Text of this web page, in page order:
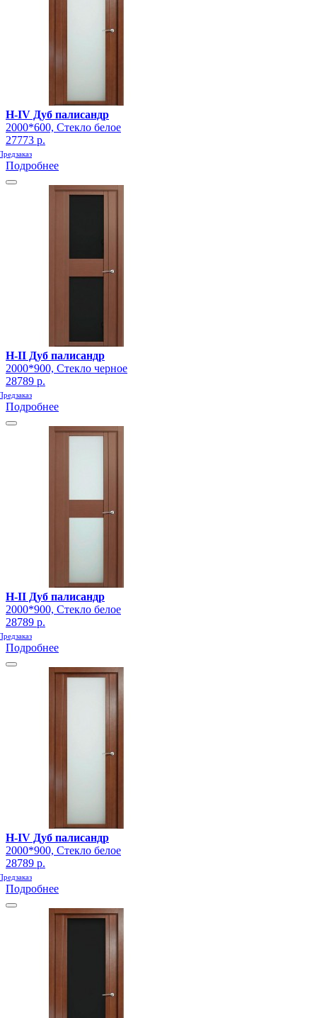
H-IV Дуб палисандр
2000*600, Стекло белое
27773 р.
Подробнее
H-II Дуб палисандр
2000*900, Стекло черное
28789 р.
Подробнее
H-II Дуб палисандр
2000*900, Стекло белое
28789 р.
Подробнее
H-IV Дуб палисандр
2000*900, Стекло белое
28789 р.
Подробнее